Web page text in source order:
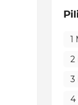
1
2
3
4